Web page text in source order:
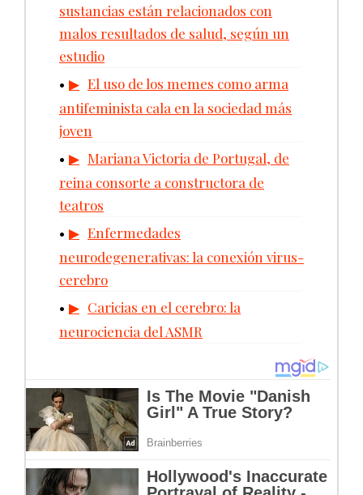
sustancias están relacionados con
malos resultados de salud, según un
estudio
El uso de los memes como arma
antifeminista cala en la sociedad más
joven
Mariana Victoria de Portugal, de
reina consorte a constructora de
teatros
Enfermedades
neurodegenerativas: la conexión virus-
cerebro
Caricias en el cerebro: la
neurociencia del ASMR